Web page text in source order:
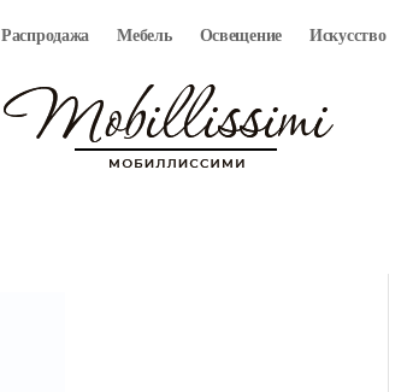
Распродажа Мебель Освещение Искусство